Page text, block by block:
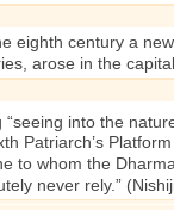
eighth century a
arose in the
“seeing into the
Patriarch’s
to whom the
never rely.”